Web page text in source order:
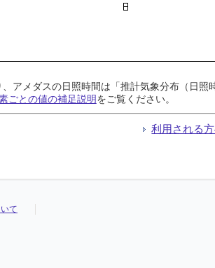
アメダスの日照時間は「推計気象分布（日
ごとの値の補足説明をご覧ください。
利用される
て